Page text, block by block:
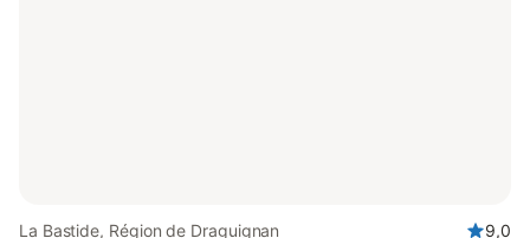
La Bastide, Région de Draguignan
9,0